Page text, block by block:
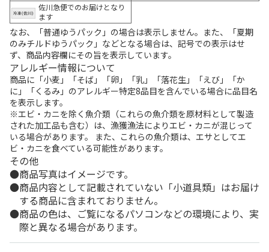
佐川急便でのお届けとなり
ます
なお、「普通ゆうパック」の場合は表示しません。また、「夏期
のみチルドゆうパック」などとなる場合は、記号での表示はせ
ず、商品内容欄にその旨を表示しています。
アレルギー情報について
商品に「小麦」「そば」「卵」「乳」「落花生」「えび」「か
に」「くるみ」のアレルギー特定8品目を含んでいる場合に品目名
を表示します。
※エビ・カニを除く魚介類（これらの魚介類を原材料として製造
された加工品も含む）は、漁獲漁法によりエビ・カニが混じって
いる場合があります。 また、これらの魚介類は、エサとしてエ
ビ・カニを食べている可能性があります。
その他
商品写真はイメージです。
商品内容として記載されていない「小道具類」はお届け
する商品に含まれておりません。
商品の色は、ご覧になるパソコンなどの環境により、実
際と異なる場合があります。